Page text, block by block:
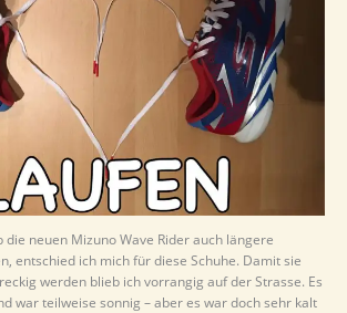
die neuen Mizuno Wave Rider auch längere
entschied ich mich für diese Schuhe. Damit sie
werden blieb ich vorrangig auf der Strasse. Es
war teilweise sonnig – aber es war doch sehr kalt